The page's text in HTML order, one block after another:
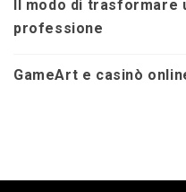
Il modo di trasformare
professione
GameArt e casinò